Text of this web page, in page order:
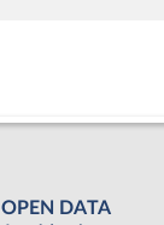
OPEN DATA